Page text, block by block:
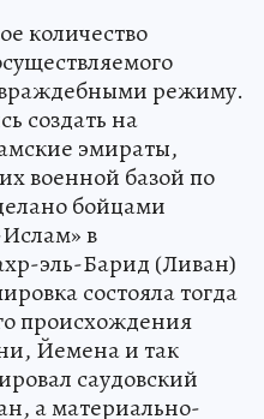
количество
режиму.
создать на
эмираты,
военной базой по
бойцами
в
эль-Барид (Ливан)
состояла тогда
происхождения
Йемена и так
саудовский
а материально-